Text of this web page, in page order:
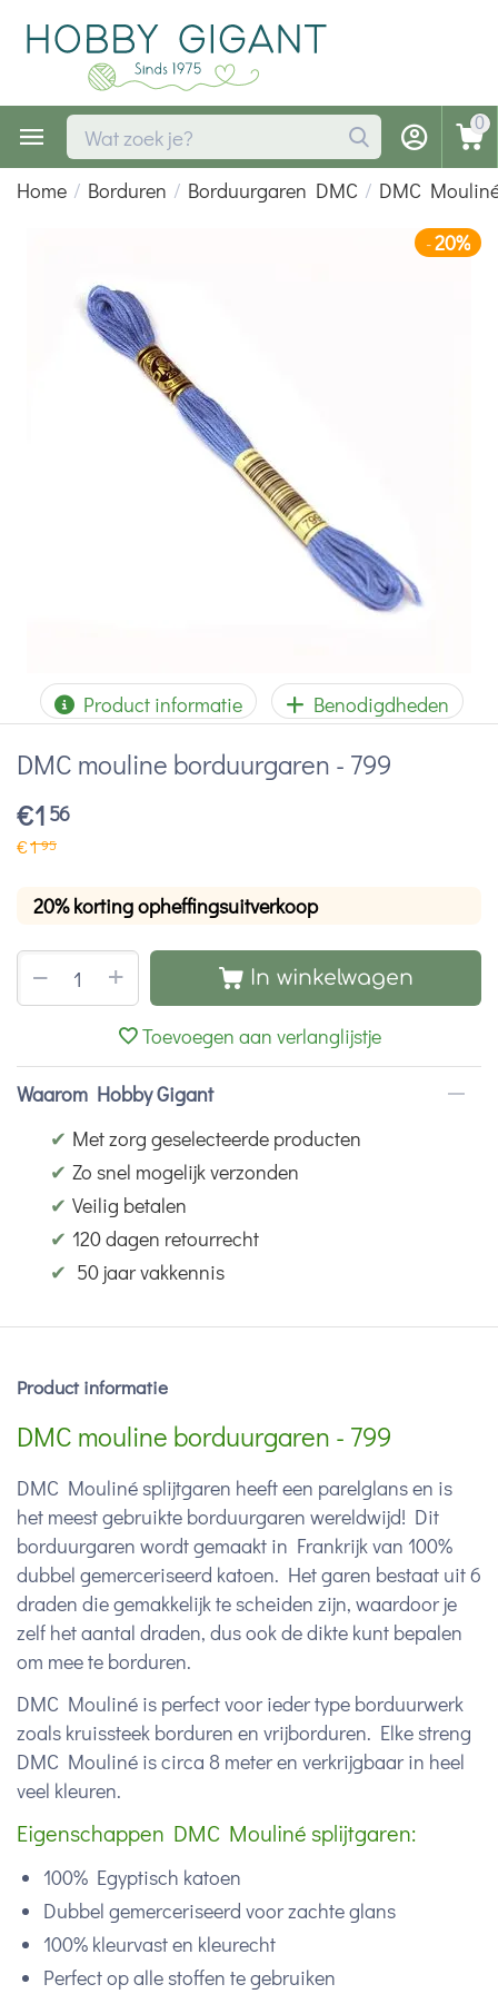
0
Home / Borduren / Borduurgaren DMC / DMC
-20%
Product informatie Benodigdheden
DMC mouline borduurgaren - 799
€1 56
€195
20% korting opheffingsuitverkoop
+
− In winkelwagen
Toevoegen aan verlanglijstje
Waarom Hobby Gigant
✔ Met zorg geselecteerde producten
✔ Zo snel mogelijk verzonden
✔ Veilig betalen
✔ 120 dagen retourrecht
✔ 50 jaar vakkennis
Product informatie
DMC mouline borduurgaren - 799
DMC Mouliné splijtgaren heeft een parelglans en is
het meest gebruikte borduurgaren wereldwijd! Dit
borduurgaren wordt gemaakt in Frankrijk van 100%
dubbel gemerceriseerd katoen. Het garen bestaat uit 6
draden die gemakkelijk te scheiden zijn, waardoor je
zelf het aantal draden, dus ook de dikte kunt bepalen
om mee te borduren.
DMC Mouliné is perfect voor ieder type borduurwerk
zoals kruissteek borduren en vrijborduren. Elke streng
DMC Mouliné is circa 8 meter en verkrijgbaar in heel
veel kleuren.
Eigenschappen DMC Mouliné splijtgaren:
100% Egyptisch katoen
Dubbel gemerceriseerd voor zachte glans
100% kleurvast en kleurecht
Perfect op alle stoffen te gebruiken